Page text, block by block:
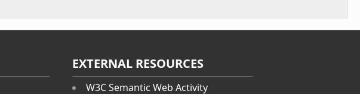
EXTERNAL RESOURCES
W3C Semantic Web Activity